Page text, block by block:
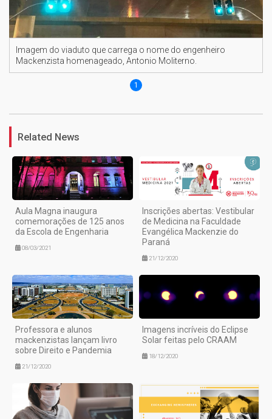
Imagem do viaduto que carrega o nome do engenheiro
Mackenzista homenageado, Antonio Moliterno.
1
Related News
Aula Magna inaugura
comemorações de 125 anos
da Escola de Engenharia
08/03/2021
Inscrições abertas: Vestibular
de Medicina na Faculdade
Evangélica Mackenzie do
Paraná
21/12/2020
Professora e alunos
mackenzistas lançam livro
sobre Direito e Pandemia
21/12/2020
Imagens incríveis do Eclipse
Solar feitas pelo CRAAM
18/12/2020